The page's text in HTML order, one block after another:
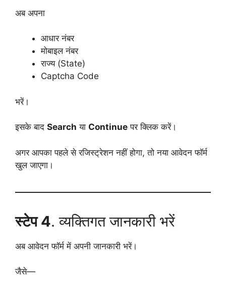
अब अपना
आधार नंबर
मोबाइल नंबर
राज्य (State)
Captcha Code
भरें।
इसके बाद Search या Continue पर क्लिक करें।
अगर आपका पहले से रजिस्ट्रेशन नहीं होगा, तो नया आवेदन फॉर्म
खुल जाएगा।
स्टेप 4. व्यक्तिगत जानकारी भरें
अब आवेदन फॉर्म में अपनी जानकारी भरें।
जैसे—